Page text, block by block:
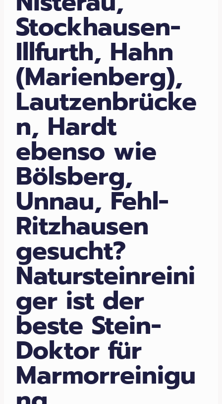
Stockhausen-
Illfurth, Hahn
(Marienberg),
Lautzenbrücke
n, Hardt
ebenso wie
Bölsberg,
Unnau, Fehl-
Ritzhausen
gesucht?
Natursteinreini
ger ist der
beste Stein-
Doktor für
Marmorreinigu